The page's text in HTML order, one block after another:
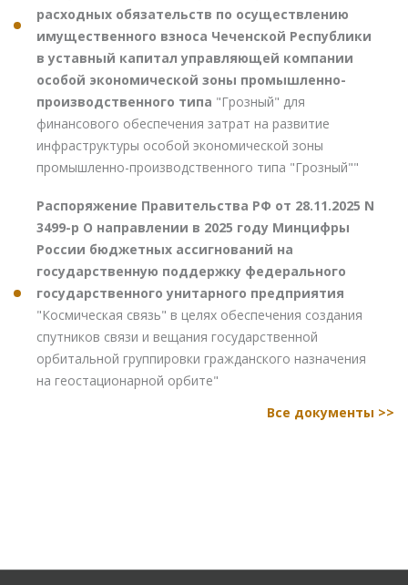
расходных обязательств по осуществлению
имущественного взноса Чеченской Республики
в уставный капитал управляющей компании
особой экономической зоны промышленно-
производственного типа "Грозный" для
финансового обеспечения затрат на развитие
инфраструктуры особой экономической зоны
промышленно-производственного типа "Грозный""
Распоряжение Правительства РФ от 28.11.2025 N
3499-р О направлении в 2025 году Минцифры
России бюджетных ассигнований на
государственную поддержку федерального
государственного унитарного предприятия
"Космическая связь" в целях обеспечения создания
спутников связи и вещания государственной
орбитальной группировки гражданского назначения
на геостационарной орбите"
Все документы >>